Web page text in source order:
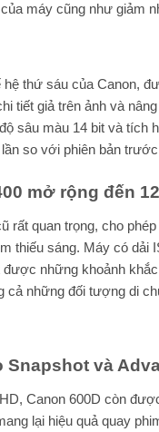
máy cũng như giảm
hệ thứ sáu của Canon,
tiết giả trên ảnh và
sâu màu 14 bit và tích
so với phiên bản
mở rộng đến
rất quan trọng, cho
thiếu sáng. Máy có
những khoảnh
cả những đối tượng di
Snapshot và
Canon 600D còn
lại hiệu quả quay